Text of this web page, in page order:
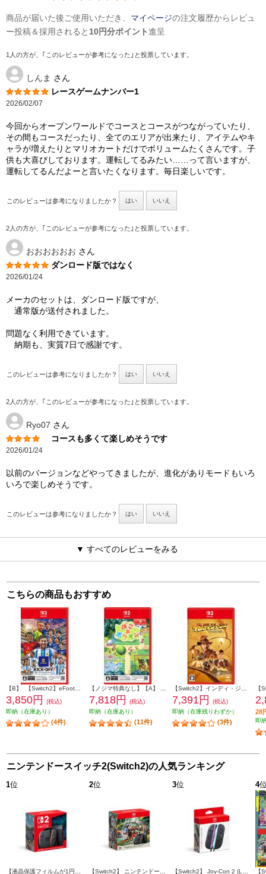
商品が届いた後ご使用いただき、 マイページの注文履歴からレビュ
ー投稿＆採用されると 10円分ポイント進呈
1人の方が、｢このレビューが参考になった｣と投票しています。
しんま さん
レースゲームナンバー1
2026/02/07
今回からオープンワールドでコースとコースがつながっていたり、
その間もコースだったり、全てのエリアが出来たり、アイテムやキ
ャラが増えたりとマリオカートだけでボリュームたくさんです。子
供も大喜びしております。運転してるみたい……って言いますが、
運転してるんだよーと言いたくなります。毎日楽しいです。
このレビューは参考になりましたか？ はい いいえ
2人の方が、｢このレビューが参考になった｣と投票しています。
おおおおおお さん
ダンロード版ではなく
2026/01/24
メーカのセットは、ダンロード版ですが、
通常版が送付されました。
問題なく利用できています。
納期も、実質7日で感謝です。
このレビューは参考になりましたか？ はい いいえ
2人の方が、｢このレビューが参考になった｣と投票しています。
Ryo07 さん
コースも多くて楽しめそうです
2026/01/24
以前のバージョンなどやってきましたが、進化がありモードもいろ
いろで楽しめそうです。
このレビューは参考になりましたか？ はい いいえ
▼ すべてのレビューをみる
こちらの商品もおすすめ
3,850円
(税込)
即納（在庫あり）
(4件)
7,818円
(税込)
即納（在庫あり）
(11件)
7,391円
(税込)
即納（在庫残りわずか）
(3件)
28
即
ニンテンドースイッチ2(Switch2)の人気ランキング
1位 2位 3位 4